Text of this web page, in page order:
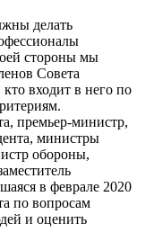
делать
стороны мы
Совета
кто входит в него по
премьер-министр,
министры
обороны,
в феврале 2020
по вопросам
и оценить